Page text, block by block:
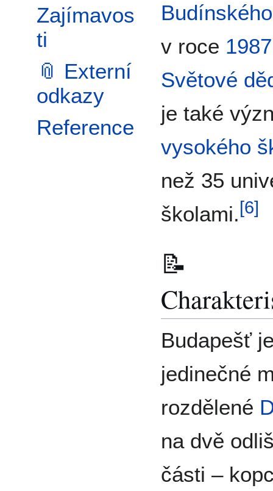
Zajímavos
ti
📎 Externí
odkazy
Reference
v roce 1987
Světové
je také
vysokého
než 35
školami. [6]
📝
Budapešť
jedinečné
rozdělené
na dvě
části –